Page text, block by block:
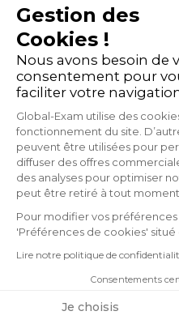
Après chaque bilan
il est fondamental de
claire et constructive.
cours de cette étape
comprendre ses
les erreurs de langue.
l’anglais, cette étape
Gestion des
Cookies !
Nous avons besoin de
consentement pour
faciliter votre
Global-Exam utilise des
fonctionnement du site.
peuvent être utilisées pour
diffuser des offres
des analyses pour optimiser
peut être retiré à tout moment.
Pour modifier vos préférences
'Préférences de cookies' situé
Lire notre politique de
Consentements
Je choisis
Cookies